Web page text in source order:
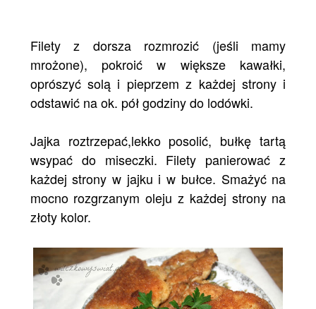
Filety z dorsza rozmrozić (jeśli mamy
mrożone), pokroić w większe kawałki,
oprószyć solą i pieprzem z każdej strony i
odstawić na ok. pół godziny do lodówki.
Jajka roztrzepać,lekko posolić, bułkę tartą
wsypać do miseczki. Filety panierować z
każdej strony w jajku i w bułce. Smażyć na
mocno rozgrzanym oleju z każdej strony na
złoty kolor.